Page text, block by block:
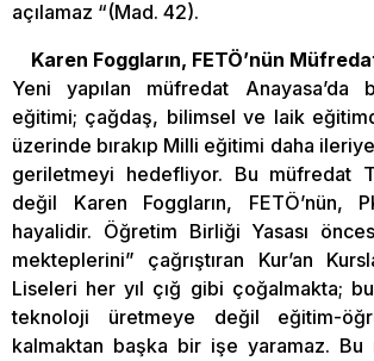
açılamaz “(Mad. 42).
Karen Foggların, FETÖ’nün
Yeni yapılan müfredat Anayasa’da
eğitimi; çağdaş, bilimsel ve laik
üzerinde bırakıp Milli eğitimi daha
geriletmeyi hedefliyor. Bu müfredat
değil Karen Foggların, FETÖ’nün,
hayalidir. Öğretim Birliği Yasası
mekteplerini” çağrıştıran Kur’an
Liseleri her yıl çığ gibi çoğalmakta;
teknoloji üretmeye değil eğitim-
kalmaktan başka bir işe yaramaz. Bu